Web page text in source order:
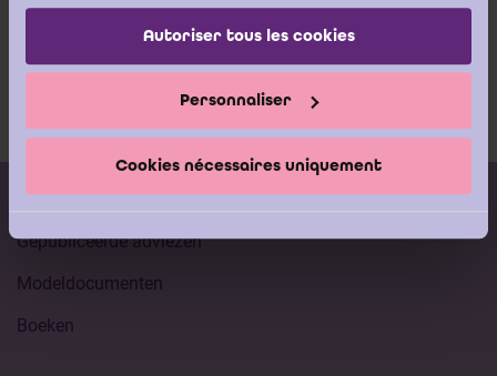
services.
Autoriser tous les cookies
Personnaliser
Cookies nécessaires uniquement
Kalender vorming
Gepubliceerde adviezen
Modeldocumenten
Boeken